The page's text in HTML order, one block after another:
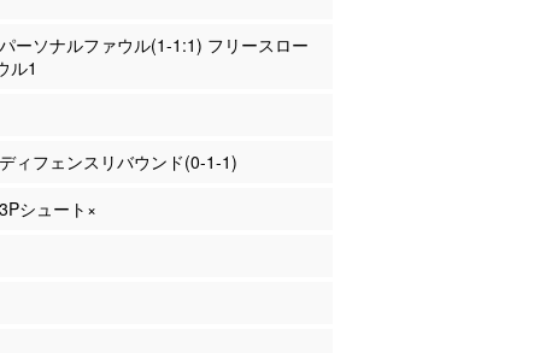
ーソナルファウル(1-1:1) フリースロー
ル1
ィフェンスリバウンド(0-1-1)
シュート×